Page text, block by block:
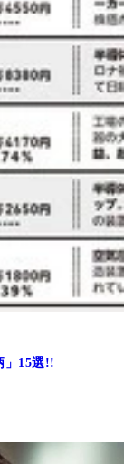
」15選!!